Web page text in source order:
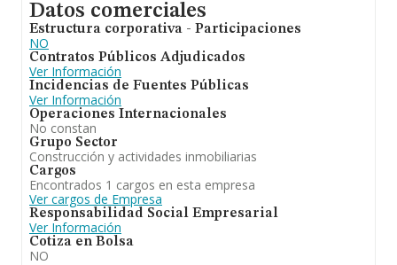
Datos comerciales
Estructura corporativa - Participaciones
NO
Contratos Públicos Adjudicados
Ver Información
Incidencias de Fuentes Públicas
Ver Información
Operaciones Internacionales
No constan
Grupo Sector
Construcción y actividades inmobiliarias
Cargos
Encontrados 1 cargos en esta empresa
Ver cargos de Empresa
Responsabilidad Social Empresarial
Ver Información
Cotiza en Bolsa
NO